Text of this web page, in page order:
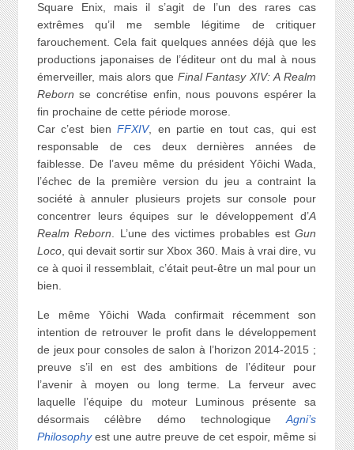
Square Enix, mais il s’agit de l’un des rares cas
extrêmes qu’il me semble légitime de critiquer
farouchement. Cela fait quelques années déjà que les
productions japonaises de l’éditeur ont du mal à nous
émerveiller, mais alors que Final Fantasy XIV: A Realm
Reborn se concrétise enfin, nous pouvons espérer la
fin prochaine de cette période morose.
Car c’est bienFFXIV, en partie en tout cas, qui est
responsable de ces deux dernières années de
faiblesse. De l’aveu même du président Yôichi Wada,
l’échec de la première version du jeu a contraint la
société à annuler plusieurs projets sur console pour
concentrer leurs équipes sur le développement d’A
Realm Reborn. L’une des victimes probables estGun
Loco, qui devait sortir sur Xbox 360. Mais à vrai dire, vu
ce à quoi il ressemblait, c’était peut-être un mal pour un
bien.
Le même Yôichi Wada confirmait récemment son
intention de retrouver le profit dans le développement
de jeux pour consoles de salon à l’horizon 2014-2015 ;
preuve s’il en est des ambitions de l’éditeur pour
l’avenir à moyen ou long terme. La ferveur avec
laquelle l’équipe du moteur Luminous présente sa
désormais célèbre démo technologiqueAgni’s
Philosophyest une autre preuve de cet espoir, même si